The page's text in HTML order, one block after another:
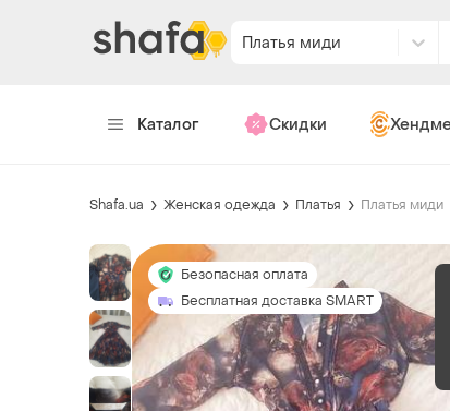
Платья миди
Каталог Скидки
Shafa.ua Женская одежда Платья Платья миди
Безопасная оплата
Бесплатная доставка SMART